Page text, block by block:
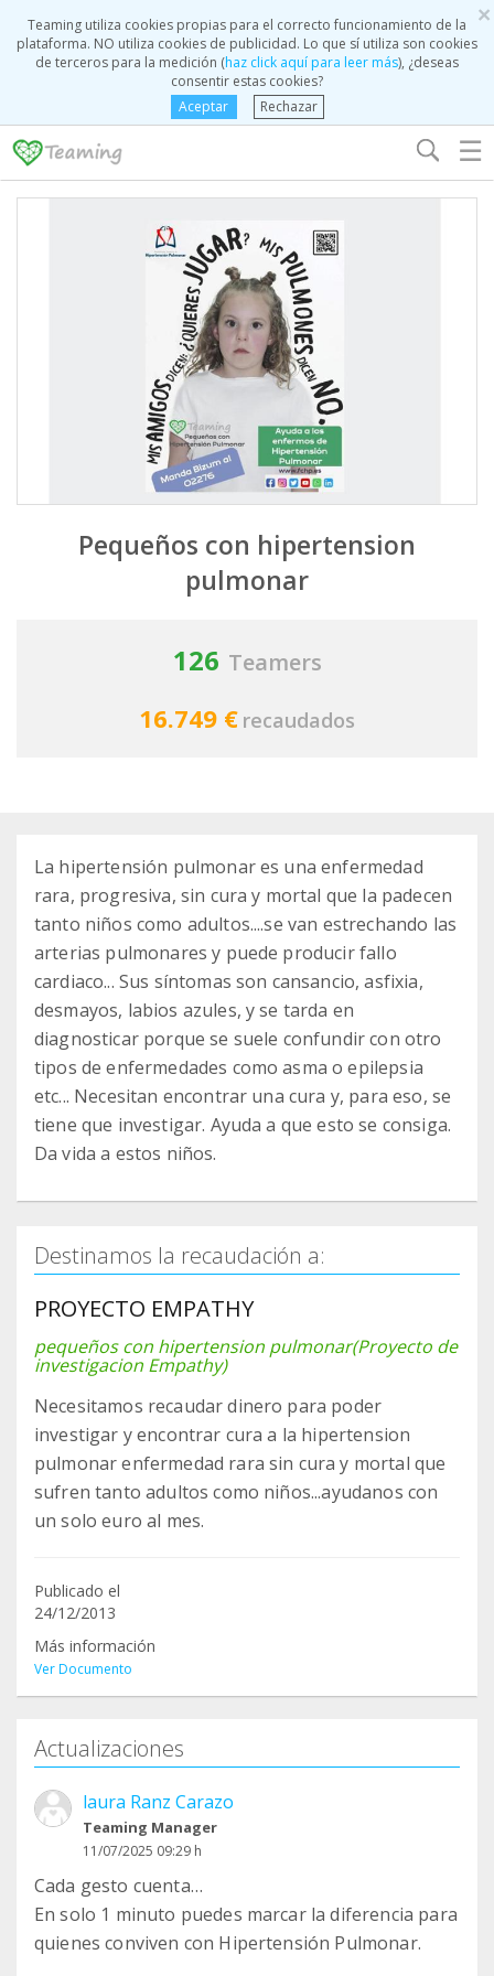
×
Teaming utiliza cookies propias para el correcto funcionamiento de la
plataforma. NO utiliza cookies de publicidad. Lo que sí utiliza son cookies
de terceros para la medición (haz click aquí para leer más), ¿deseas
consentir estas cookies?
Aceptar
Rechazar
☰
Pequeños con hipertension
pulmonar
126 Teamers
16.749 € recaudados
La hipertensión pulmonar es una enfermedad
rara, progresiva, sin cura y mortal que la padecen
tanto niños como adultos....se van estrechando las
arterias pulmonares y puede producir fallo
cardiaco... Sus síntomas son cansancio, asfixia,
desmayos, labios azules, y se tarda en
diagnosticar porque se suele confundir con otro
tipos de enfermedades como asma o epilepsia
etc... Necesitan encontrar una cura y, para eso, se
tiene que investigar. Ayuda a que esto se consiga.
Da vida a estos niños.
Destinamos la recaudación a:
PROYECTO EMPATHY
pequeños con hipertension pulmonar(Proyecto de
investigacion Empathy)
Necesitamos recaudar dinero para poder
investigar y encontrar cura a la hipertension
pulmonar enfermedad rara sin cura y mortal que
sufren tanto adultos como niños...ayudanos con
un solo euro al mes.
Publicado el
24/12/2013
Más información
Ver Documento
Actualizaciones
laura Ranz Carazo
Teaming Manager
11/07/2025 09:29 h
Cada gesto cuenta…
En solo 1 minuto puedes marcar la diferencia para
quienes conviven con Hipertensión Pulmonar.